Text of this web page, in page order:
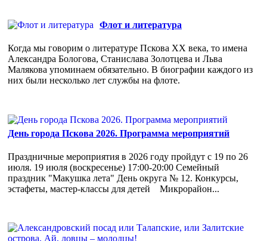
Флот и литература
Когда мы говорим о литературе Пскова ХХ века, то имена
Александра Бологова, Станислава Золотцева и Льва
Малякова упоминаем обязательно. В биографии каждого из
них были несколько лет службы на флоте.
День города Пскова 2026. Программа мероприятий
Праздничные мероприятия в 2026 году пройдут с 19 по 26
июля. 19 июля (воскресенье) 17:00-20:00 Семейный
праздник "Макушка лета" День округа № 12. Конкурсы,
эстафеты, мастер-классы для детей Микрорайон...